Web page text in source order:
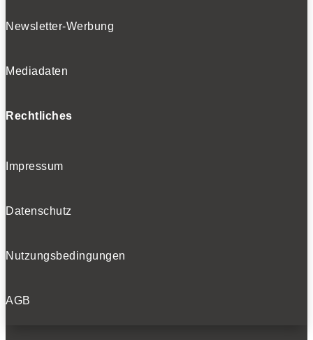
Newsletter-Werbung
Mediadaten
Rechtliches
Impressum
Datenschutz
Nutzungsbedingungen
AGB